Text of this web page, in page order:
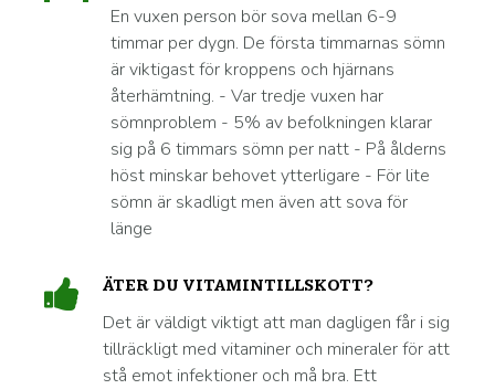
En vuxen person bör sova mellan 6-9
timmar per dygn. De första timmarnas sömn
är viktigast för kroppens och hjärnans
återhämtning. - Var tredje vuxen har
sömnproblem - 5% av befolkningen klarar
sig på 6 timmars sömn per natt - På ålderns
höst minskar behovet ytterligare - För lite
sömn är skadligt men även att sova för
länge
ÄTER DU VITAMINTILLSKOTT?
Det är väldigt viktigt att man dagligen får i sig
tillräckligt med vitaminer och mineraler för att
stå emot infektioner och må bra. Ett